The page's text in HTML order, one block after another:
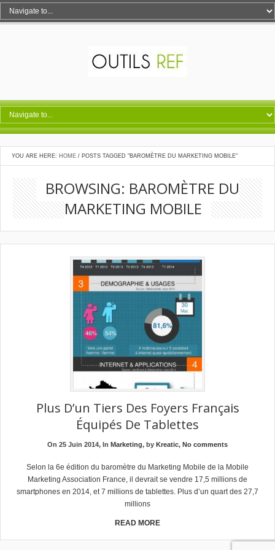
YOU ARE HERE: HOME / POSTS TAGGED "BAROMÈTRE DU MARKETING MOBILE"
BROWSING: BAROMÈTRE DU
MARKETING MOBILE
Plus D’un Tiers Des Foyers Français
Équipés De Tablettes
On 25 Juin 2014, In Marketing, by Kreatic, No comments
Selon la 6e édition du baromètre du Marketing Mobile de la Mobile
Marketing Association France, il devrait se vendre 17,5 millions de
smartphones en 2014, et 7 millions de tablettes. Plus d’un quart des 27,7
millions
READ MORE